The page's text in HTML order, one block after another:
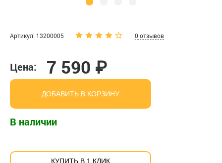
Артикул: 13200005 0 отзывов
Цена: 7 590 ₽
ДОБАВИТЬ В КОРЗИНУ
В наличии
КУПИТЬ В 1 КЛИК